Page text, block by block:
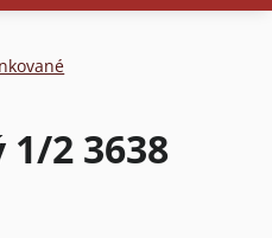
2 3638